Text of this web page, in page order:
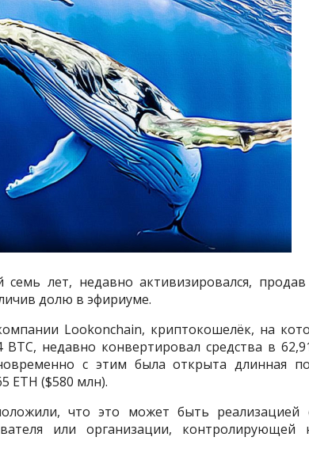
семь лет, недавно активизировался,
долю в эфириуме.
Lookonchain, криптокошелёк, на
BTC, недавно конвертировал средства в
с этим была открыта длинная
ETH ($580 млн).
что это может быть реализацией
или организации, контролирующей